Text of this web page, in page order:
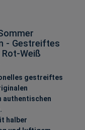
- Gestreiftes
Weiß
gestreiftes
authentischen
halber